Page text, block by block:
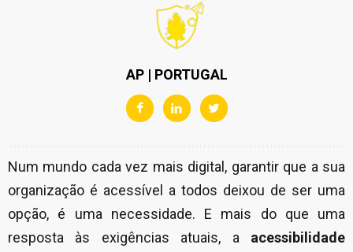
AP | PORTUGAL
Num mundo cada vez mais digital, garantir que a sua
organização é acessível a todos deixou de ser uma
opção, é uma necessidade. E mais do que uma
resposta às exigências atuais, a acessibilidade